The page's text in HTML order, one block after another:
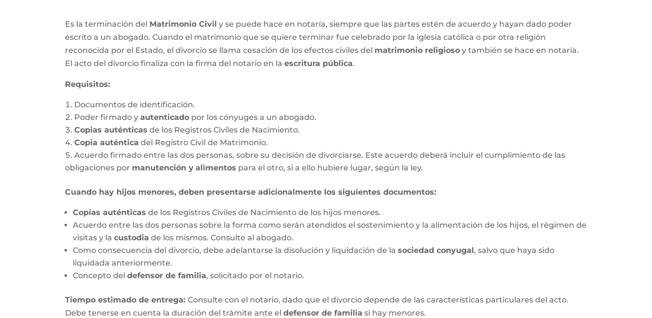
Es la terminación del Matrimonio Civil y se puede hace en notaría, siempre que las partes estén de acuerdo y hayan dado poder
escrito a un abogado. Cuando el matrimonio que se quiere terminar fue celebrado por la iglesia católica o por otra religión
reconocida por el Estado, el divorcio se llama cesación de los efectos civiles del matrimonio religioso y también se hace en notaría.
El acto del divorcio finaliza con la firma del notario en laescritura pública.
Requisitos:
Documentos de identificación.
Poder firmado yautenticado por los cónyuges a un abogado.
Copias auténticas de los Registros Civiles de Nacimiento.
Copia auténtica del Registro Civil de Matrimonio.
Acuerdo firmado entre las dos personas, sobre su decisión de divorciarse. Este acuerdo deberá incluir el cumplimiento de las
obligaciones por manutención y alimentos para el otro, si a ello hubiere lugar, según la ley.
Cuando hay hijos menores, deben presentarse adicionalmente los siguientes documentos:
Copias auténticas de los Registros Civiles de Nacimiento de los hijos menores.
Acuerdo entre las dos personas sobre la forma como serán atendidos el sostenimiento y la alimentación de los hijos, el régimen de
visitas y lacustodia de los mismos. Consulte al abogado.
Como consecuencia del divorcio, debe adelantarse la disolución y liquidación de lasociedad conyugal, salvo que haya sido
liquidada anteriormente.
Concepto deldefensor de familia, solicitado por el notario.
Tiempo estimado de entrega:Consulte con el notario, dado que el divorcio depende de las características particulares del acto.
Debe tenerse en cuenta la duración del trámite ante eldefensor de familia si hay menores.